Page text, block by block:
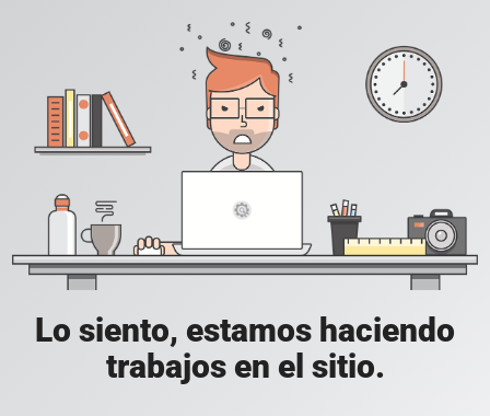
Lo siento, estamos haciendo
trabajos en el sitio.